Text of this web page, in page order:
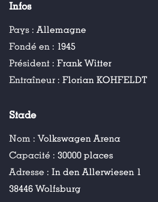
Infos
Pays : Allemagne
Fondé en : 1945
Président : Frank Witter
Entraîneur : Florian KOHFELDT
Stade
Nom : Volkswagen Arena
Capacité : 30000 places
Adresse : In den Allerwiesen 1
38446 Wolfsburg